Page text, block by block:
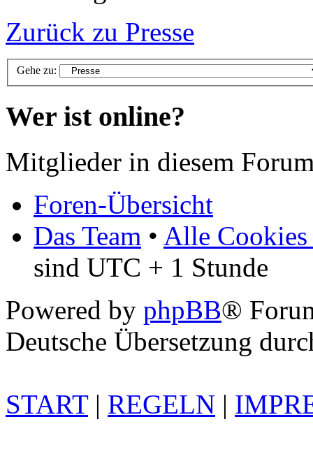
Zurück zu Presse
Gehe zu:
Wer ist online?
Mitglieder in diesem
Foren-Übersicht
Das Team • Alle Cookies
sind UTC + 1 Stunde
Powered by phpBB®
Deutsche Übersetzung
START| REGELN |